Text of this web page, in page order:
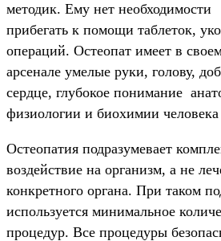
методик. Ему нет необходимости
прибегать к помощи таблеток,
операций. Остеопат имеет в
арсенале умелые руки, голову,
сердце, глубокое понимание
физиологии и биохимии человека
Остеопатия подразумевает
воздействие на организм, а не
конкретного органа. При таком
используется минимальное
процедур. Все процедуры